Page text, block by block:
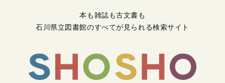
本も雑誌も古文書も
石川県立図書館のすべてが見られる検索サイト